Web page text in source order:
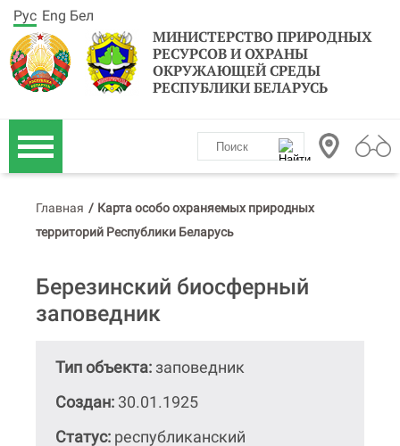
МИНИСТЕРСТВО ПРИРОДНЫХ
РЕСУРСОВ И ОХРАНЫ
ОКРУЖАЮЩЕЙ СРЕДЫ
РЕСПУБЛИКИ БЕЛАРУСЬ
Рус Eng Бел
Главная / Карта особо охраняемых природных
территорий Республики Беларусь
Березинский биосферный
заповедник
Тип объекта: заповедник
Создан: 30.01.1925
Статус: республиканский